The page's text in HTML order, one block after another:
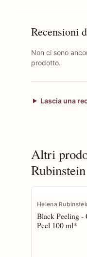
Recensioni
Non ci sono
prodotto.
Lascia una
Altri
Rubinstein
Helena
Black Peeling -
Peel 100 ml*